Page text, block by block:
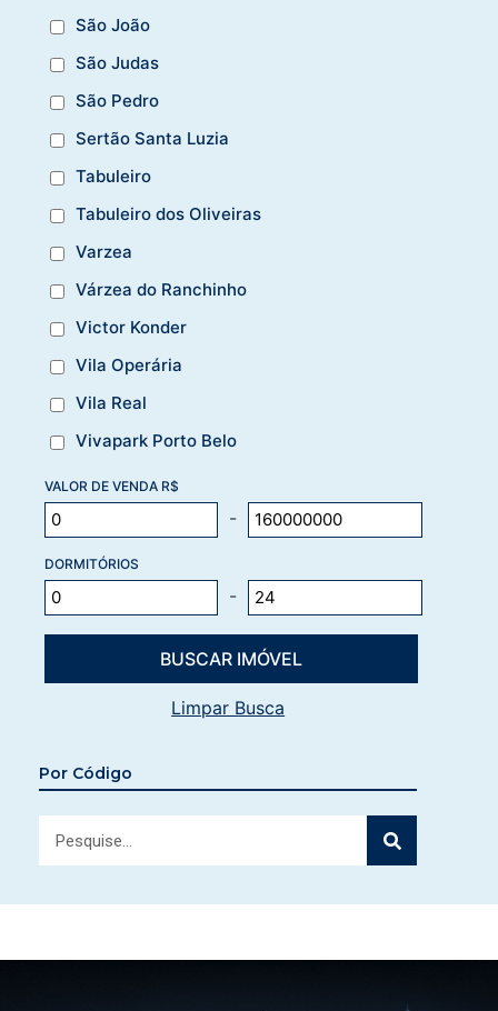
São João
São Judas
São Pedro
Sertão Santa Luzia
Tabuleiro
Tabuleiro dos Oliveiras
Varzea
Várzea do Ranchinho
Victor Konder
Vila Operária
Vila Real
Vivapark Porto Belo
VALOR DE VENDA R$
-
DORMITÓRIOS
-
Limpar Busca
Por Código